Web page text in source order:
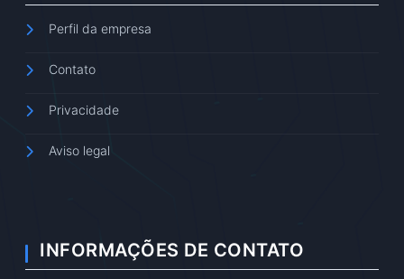
Perfil da empresa
Contato
Privacidade
Aviso legal
INFORMAÇÕES DE CONTATO